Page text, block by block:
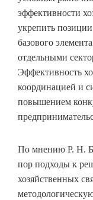
эффективности
укрепить
базового
отдельными
Эффективность
координацией и
повышением
По мнению Р. Н.
пор подходы к
хозяйственных